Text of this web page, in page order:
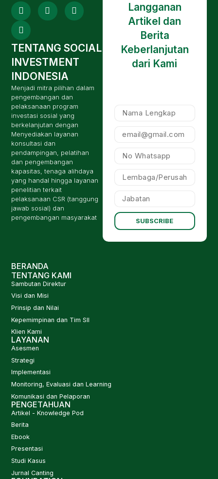
TENTANG SOCIAL
INVESTMENT
INDONESIA
Menjadi mitra pilihan dalam
pengembangan dan
pelaksanaan program
investasi sosial yang
berkelanjutan dengan
Menyediakan layanan
konsultasi dan
pendampingan, pelatihan
dan pengembangan
kapasitas, tenaga alihdaya
yang handal hingga layanan
penelitian terkait
pelaksanaan CSR (tanggung
jawab sosial) dan
pengembangan masyarakat
Langganan
Artikel dan
Berita
Keberlanjutan
dari Kami
SUBSCRIBE
BERANDA
TENTANG KAMI
Sambutan Direktur
Visi dan Misi
Prinsip dan Nilai
Kepemimpinan dan Tim SII
Klien Kami
LAYANAN
Asesmen
Strategi
Implementasi
Monitoring, Evaluasi dan Learning
Komunikasi dan Pelaporan
PENGETAHUAN
Artikel - Knowledge Pod
Berita
Ebook
Presentasi
Studi Kasus
Jurnal Canting